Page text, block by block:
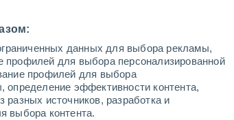
данных для выбора рекламы,
профилей для выбора персонализированной
профилей для выбора
определение эффективности контента,
источников, разработка и
выбора контента.
Leaflet |©OpenStreetMap|ECMWF